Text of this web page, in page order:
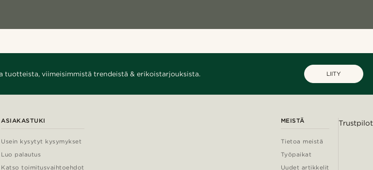
tuotteista, viimeisimmistä trendeistä & erikoistarjouksista. LIITY
ASIAKASTUKI
Usein kysytyt kysymykset
Luo palautus
Katso toimitusvaihtoehdot
MEISTÄ
Tietoa meistä
Työpaikat
Uudet artikkelit
Trustpilot